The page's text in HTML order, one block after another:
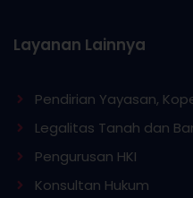
Layanan Lainnya
Pendirian Yayasan,
Legalitas Tanah dan
Pengurusan HKI
Konsultan Hukum